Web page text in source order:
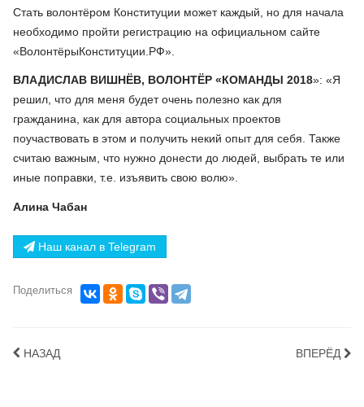
Стать волонтёром Конституции может каждый, но для начала
необходимо пройти регистрацию на официальном сайте
«ВолонтёрыКонституции.РФ».
ВЛАДИСЛАВ ВИШНЁВ, ВОЛОНТЁР «КОМАНДЫ 2018»: «Я
решил, что для меня будет очень полезно как для
гражданина, как для автора социальных проектов
поучаствовать в этом и получить некий опыт для себя. Также
считаю важным, что нужно донести до людей, выбрать те или
иные поправки, т.е. изъявить свою волю».
Алина Чабан
Наш канал в Telegram
Поделиться
НАЗАД ВПЕРЁД